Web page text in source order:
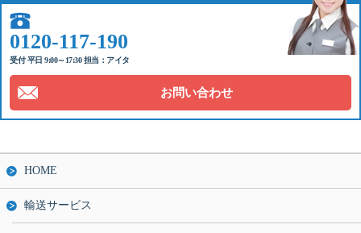
0120-117-190
受付 平日 9:00～17:30 担当：アイタ
お問い合わせ
HOME
輸送サービス